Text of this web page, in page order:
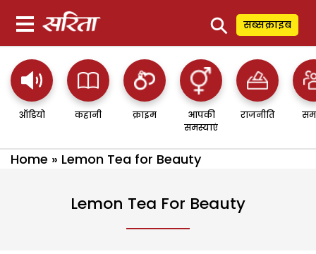
⚲ सब्सक्राइब
ऑडियो कहानी क्राइम
आपकी
समस्याएं
राजनीति
Home » Lemon Tea for Beauty
Lemon Tea For Beauty